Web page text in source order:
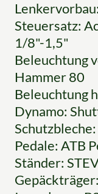
Steuersatz:
1/8"-1,5"
Beleuchtung
Hammer 80
Beleuchtung
Dynamo:
Pedale: ATB
Ständer: